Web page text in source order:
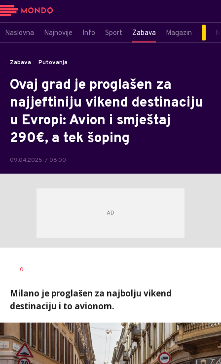
Naslovna Najnovije Info Sport Zabava Magazin
Zabava Putovanja
Ovaj grad je proglašen za
najjeftiniju vikend destinaciju
u Evropi: Avion i smještaj
290€, a tek šoping
09.04.2025. / 08:00
AUTOR
0
Milano je proglašen za najbolju vikend
destinaciju i to avionom.